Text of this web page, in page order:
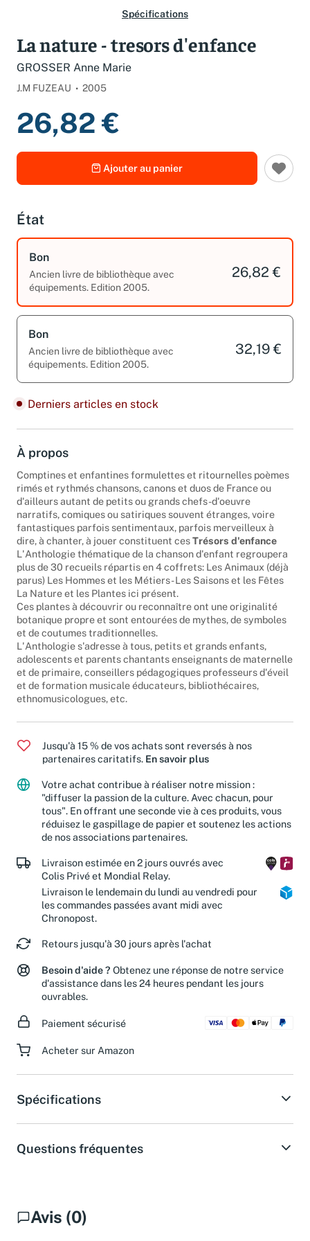
La nature - tresors d'enfance
26,82 €
Ajouter au panier
État
Ancien livre de bibliothèque avec
26,82 €
Ancien livre de bibliothèque avec
32,19 €
À propos
Comptines et enfantines formulettes et ritournelles poèmes
rimés et rythmés chansons, canons et duos de France ou
d'ailleurs autant de petits ou grands chefs-d'oeuvre
narratifs, comiques ou satiriques souvent étranges, voire
fantastiques parfois sentimentaux, parfois merveilleux à
dire, à chanter, à jouer constituent cesTrésors d'enfance
L'Anthologie thématique de la chanson d'enfant regroupera
plus de 30 recueils répartis en 4 coffrets: Les Animaux (déjà
parus) Les Hommes et les Métiers - Les Saisons et les Fêtes
La Nature et les Plantes ici présent.
Ces plantes à découvrir ou reconnaître ont une originalité
botanique propre et sont entourées de mythes, de symboles
et de coutumes traditionnelles.
L'Anthologie s'adresse à tous, petits et grands enfants,
adolescents et parents chantants enseignants de maternelle
et de primaire, conseillers pédagogiques professeurs d'éveil
et de formation musicale éducateurs, bibliothécaires,
ethnomusicologues, etc.
Jusqu'à 15 % de vos achats sont reversés à nos
partenaires caritatifs.
En savoir plus
Votre achat contribue à réaliser notre mission :
"diffuser la passion de la culture. Avec chacun, pour
tous". En offrant une seconde vie à ces produits, vous
réduisez le gaspillage de papier et soutenez les actions
de nos associations partenaires.
Livraison estimée en 2 jours ouvrés avec
Colis Privé et Mondial Relay.
Livraison le lendemain du lundi au vendredi pour
les commandes passées avant midi avec
Chronopost.
Retours jusqu'à 30 jours après l'achat
Besoin d'aide ?Obtenez une réponse de notre service
d'assistance dans les 24 heures pendant les jours
Spécifications
Questions fréquentes
Avis (0)